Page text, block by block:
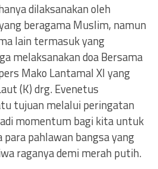
dilaksanakan oleh
beragama Muslim, namun
lain termasuk yang
melaksanakan doa Bersama
Mako Lantamal XI yang
(K) drg. Evenetus
tujuan melalui peringatan
momentum bagi kita untuk
pahlawan bangsa yang
raganya demi merah putih.